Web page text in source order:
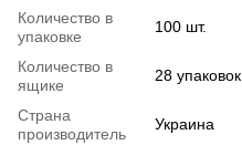
Количество в
упаковке
100 шт.
Количество в
ящике
28 упаковок
Страна
производитель
Украина